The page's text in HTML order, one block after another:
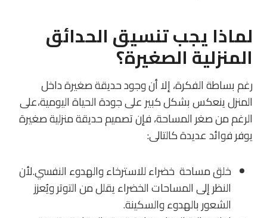
لماذا يجب تنسيق الحدائق
المنزلية الصغيرة؟
رغم بساطة الفكرة، إلا أن وجود حديقة صغيرة داخل
المنزل ينعكس بشكل كبير على جودة الحياة اليومية،على
الرغم من صغر المساحة، فإن تصميم حديقة منزلية صغيرة
يوفر فوائد عديدة كالتالى:
خلق مساحة خضراء للاسترخاء والهدوء النفسي.لأن
النظر إلى المساحات الخضراء يقلل من التوتر ويُعزز
الشعور بالهدوء والسكينة.